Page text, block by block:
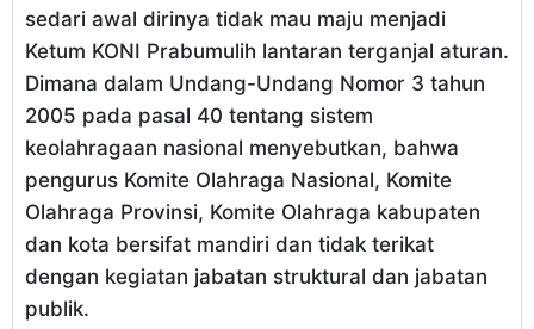
sedari awal dirinya tidak mau maju menjadi
Ketum KONI Prabumulih lantaran terganjal aturan.
Dimana dalam Undang-Undang Nomor 3 tahun
2005 pada pasal 40 tentang sistem
keolahragaan nasional menyebutkan, bahwa
pengurus Komite Olahraga Nasional, Komite
Olahraga Provinsi, Komite Olahraga kabupaten
dan kota bersifat mandiri dan tidak terikat
dengan kegiatan jabatan struktural dan jabatan
publik.